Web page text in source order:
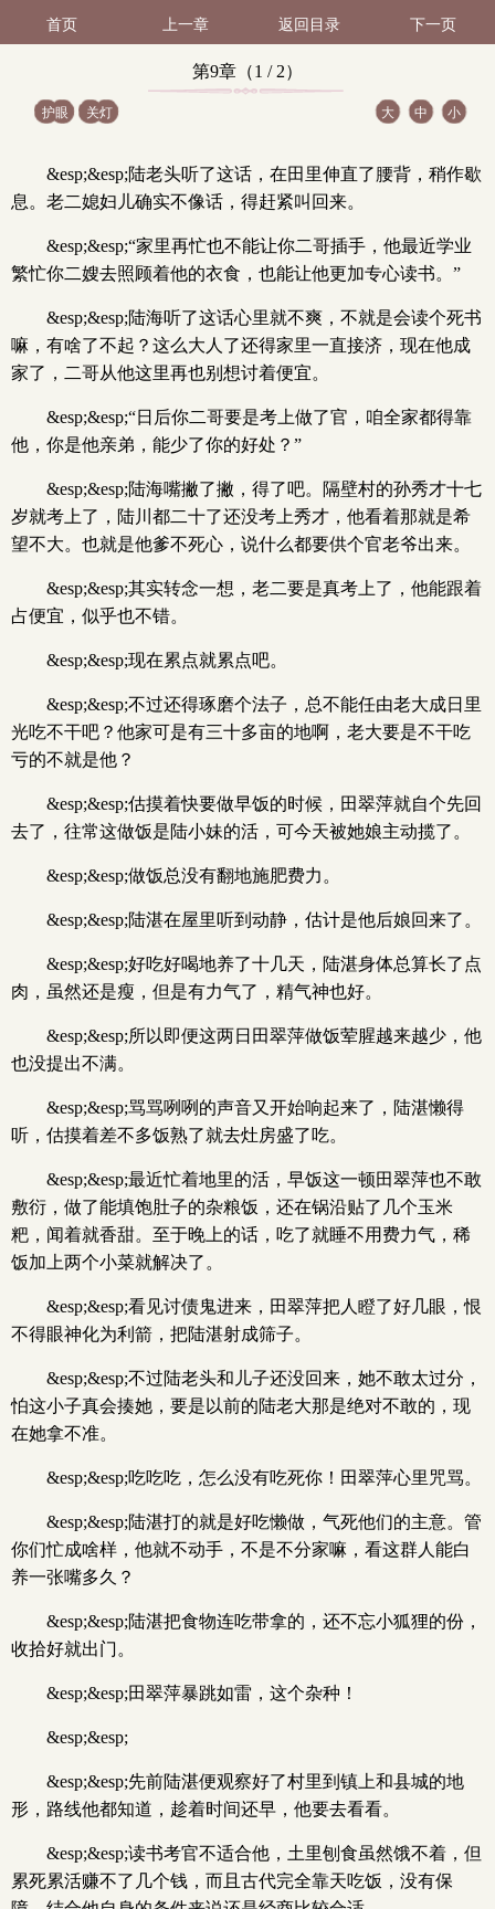
首页 上一章 返回目录 下一页
第9章（1 / 2）
护眼 关灯 大 中 小
&esp;&esp;陆老头听了这话，在田里伸直了腰背，稍作歇
息。老二媳妇儿确实不像话，得赶紧叫回来。
&esp;&esp;“家里再忙也不能让你二哥插手，他最近学业
繁忙你二嫂去照顾着他的衣食，也能让他更加专心读书。”
&esp;&esp;陆海听了这话心里就不爽，不就是会读个死书
嘛，有啥了不起？这么大人了还得家里一直接济，现在他成
家了，二哥从他这里再也别想讨着便宜。
&esp;&esp;“日后你二哥要是考上做了官，咱全家都得靠
他，你是他亲弟，能少了你的好处？”
&esp;&esp;陆海嘴撇了撇，得了吧。隔壁村的孙秀才十七
岁就考上了，陆川都二十了还没考上秀才，他看着那就是希
望不大。也就是他爹不死心，说什么都要供个官老爷出来。
&esp;&esp;其实转念一想，老二要是真考上了，他能跟着
占便宜，似乎也不错。
&esp;&esp;现在累点就累点吧。
&esp;&esp;不过还得琢磨个法子，总不能任由老大成日里
光吃不干吧？他家可是有三十多亩的地啊，老大要是不干吃
亏的不就是他？
&esp;&esp;估摸着快要做早饭的时候，田翠萍就自个先回
去了，往常这做饭是陆小妹的活，可今天被她娘主动揽了。
&esp;&esp;做饭总没有翻地施肥费力。
&esp;&esp;陆湛在屋里听到动静，估计是他后娘回来了。
&esp;&esp;好吃好喝地养了十几天，陆湛身体总算长了点
肉，虽然还是瘦，但是有力气了，精气神也好。
&esp;&esp;所以即便这两日田翠萍做饭荤腥越来越少，他
也没提出不满。
&esp;&esp;骂骂咧咧的声音又开始响起来了，陆湛懒得
听，估摸着差不多饭熟了就去灶房盛了吃。
&esp;&esp;最近忙着地里的活，早饭这一顿田翠萍也不敢
敷衍，做了能填饱肚子的杂粮饭，还在锅沿贴了几个玉米
粑，闻着就香甜。至于晚上的话，吃了就睡不用费力气，稀
饭加上两个小菜就解决了。
&esp;&esp;看见讨债鬼进来，田翠萍把人瞪了好几眼，恨
不得眼神化为利箭，把陆湛射成筛子。
&esp;&esp;不过陆老头和儿子还没回来，她不敢太过分，
怕这小子真会揍她，要是以前的陆老大那是绝对不敢的，现
在她拿不准。
&esp;&esp;吃吃吃，怎么没有吃死你！田翠萍心里咒骂。
&esp;&esp;陆湛打的就是好吃懒做，气死他们的主意。管
你们忙成啥样，他就不动手，不是不分家嘛，看这群人能白
养一张嘴多久？
&esp;&esp;陆湛把食物连吃带拿的，还不忘小狐狸的份，
收拾好就出门。
&esp;&esp;田翠萍暴跳如雷，这个杂种！
&esp;&esp;
&esp;&esp;先前陆湛便观察好了村里到镇上和县城的地
形，路线他都知道，趁着时间还早，他要去看看。
&esp;&esp;读书考官不适合他，土里刨食虽然饿不着，但
累死累活赚不了几个钱，而且古代完全靠天吃饭，没有保